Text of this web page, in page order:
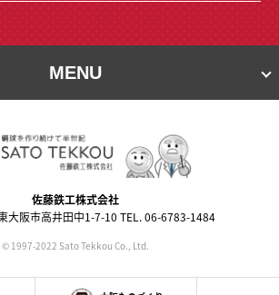
MENU
佐藤鉄⼯株式会社
⼤阪市⾼井⽥中1-7-10 TEL. 06-6783-1484
© 1997-2022 Sato Tekkou Co., Ltd.